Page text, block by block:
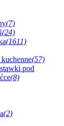
(7)
(24)
(1611)
(57)
pod
(8)
(2)